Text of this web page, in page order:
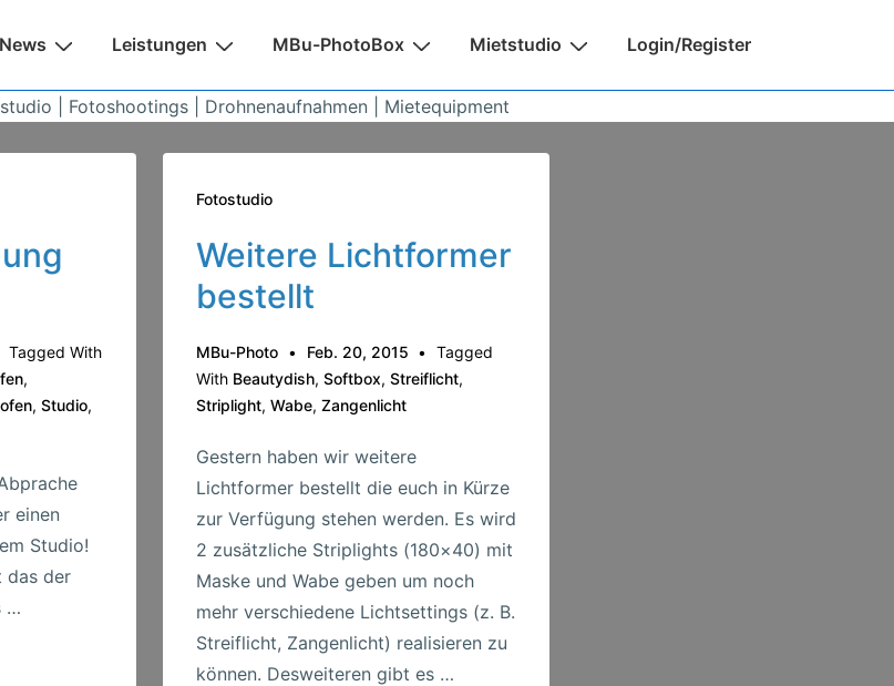
News Leistungen MBu-PhotoBox Mietstudio Login/Register
| Fotoshootings | Drohnenaufnahmen | Mietequipment
Tagged With
,
, Studio,
einen
Studio!
das der
…
Fotostudio
Weitere Lichtformer
bestellt
MBu-Photo Feb. 20, 2015
Tagged
With Beautydish, Softbox, Streiflicht,
Striplight, Wabe, Zangenlicht
Gestern haben wir weitere
Lichtformer bestellt die euch in Kürze
zur Verfügung stehen werden. Es wird
2 zusätzliche Striplights (180×40) mit
Maske und Wabe geben um noch
mehr verschiedene Lichtsettings (z. B.
Streiflicht, Zangenlicht) realisieren zu
können. Desweiteren gibt es …